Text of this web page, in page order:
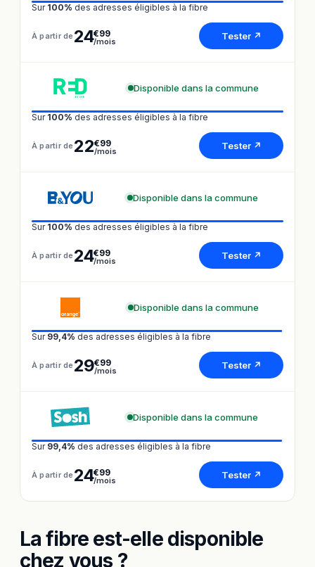
Sur 100% des adresses éligibles à la fibre
À partir de 24€99
/mois Tester ↗
Disponible dans la commune
Sur 100% des adresses éligibles à la fibre
À partir de 22€99
/mois Tester ↗
Disponible dans la commune
Sur 100% des adresses éligibles à la fibre
À partir de 24€99
/mois Tester ↗
Disponible dans la commune
Sur 99,4% des adresses éligibles à la fibre
À partir de 29€99
/mois Tester ↗
Disponible dans la commune
Sur 99,4% des adresses éligibles à la fibre
À partir de 24€99
/mois Tester ↗
La fibre est-elle disponible
chez vous ?